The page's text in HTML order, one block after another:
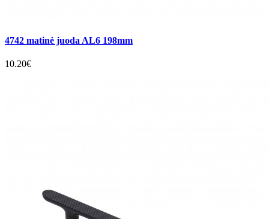
4742 matinė juoda AL6 198mm
10.20€